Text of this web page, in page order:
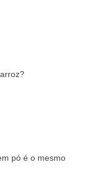
pó é o mesmo